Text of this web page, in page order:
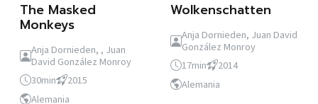
The Masked
Monkeys
Anja Dornieden, , Juan
David González Monroy
30min
2015
Alemania
Wolkenschatten
Anja Dornieden, Juan David
González Monroy
17min
2014
Alemania